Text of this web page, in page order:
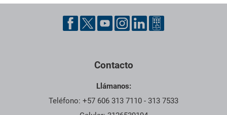
entradas
Pie de página con información de contacto, redes sociales y
Contacto
Llámanos:
Teléfono: +57 606 313 7110 - 313 7533